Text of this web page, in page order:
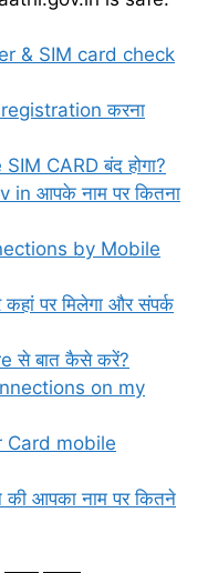
& SIM card check
करना
CARD बंद होगा?
आपके नाम पर कितना
by Mobile
पर मिलेगा और संपर्क
से बात कैसे करें?
on my
Card mobile
की आपका नाम पर कितने